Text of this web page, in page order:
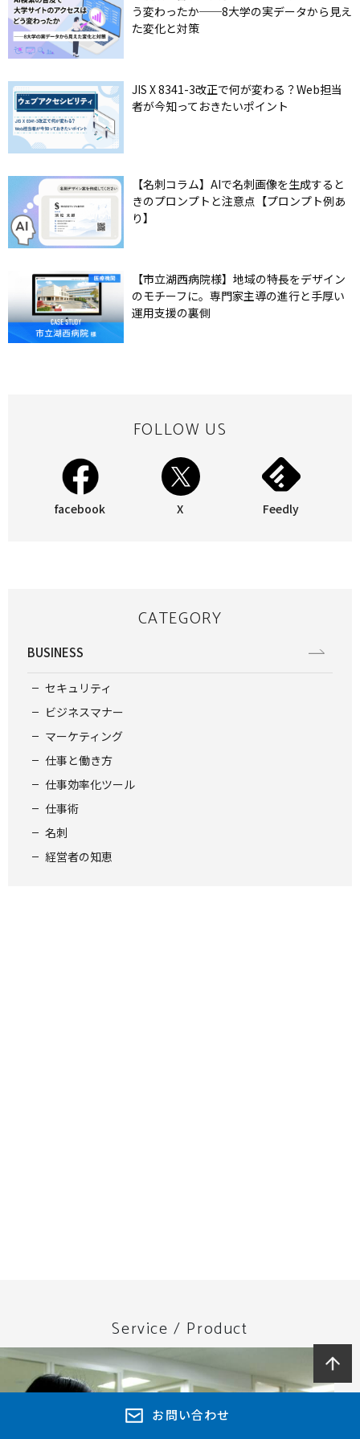
う変わったか──8大学の実データから見え
た変化と対策
JIS X 8341-3改正で何が変わる？Web担当
者が今知っておきたいポイント
【名刺コラム】AIで名刺画像を生成すると
きのプロンプトと注意点【プロンプト例あ
り】
【市立湖西病院様】地域の特長をデザイン
のモチーフに。専門家主導の進行と手厚い
運用支援の裏側
FOLLOW US
facebook X Feedly
CATEGORY
BUSINESS
セキュリティ
ビジネスマナー
マーケティング
仕事と働き方
仕事効率化ツール
仕事術
名刺
経営者の知恵
Service / Product
お問い合わせ